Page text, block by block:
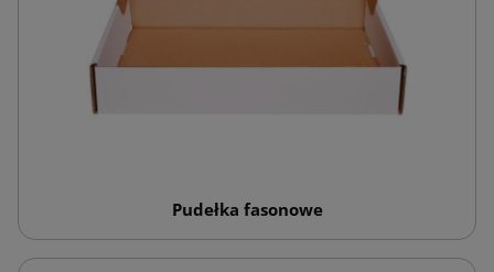
Pudełka fasonowe